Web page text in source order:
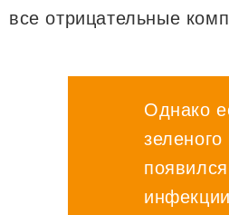
все отрицательные
Однако
зеленого